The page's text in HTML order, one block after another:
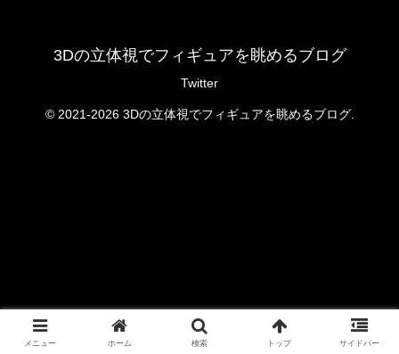
3Dの立体視でフィギュアを眺めるブログ
Twitter
© 2021-2026 3Dの立体視でフィギュアを眺めるブログ.
メニュー ホーム 検索 トップ サイドバー